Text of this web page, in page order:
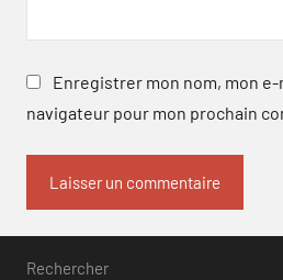
Enregistrer mon nom, mon
navigateur pour mon prochain
Rechercher